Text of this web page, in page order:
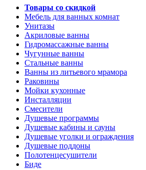
Товары со скидкой
Мебель для ванных комнат
Унитазы
Акриловые ванны
Гидромассажные ванны
Чугунные ванны
Стальные ванны
Ванны из литьевого мрамора
Раковины
Мойки кухонные
Инсталляции
Смесители
Душевые программы
Душевые кабины и сауны
Душевые уголки и ограждения
Душевые поддоны
Полотенцесушители
Биде